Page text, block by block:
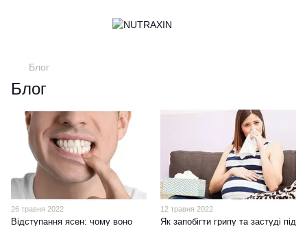
Блог
Блог
26 травня 2022
Відступання ясен: чому воно
12 травня 2022
Як запобігти грипу та застуді під